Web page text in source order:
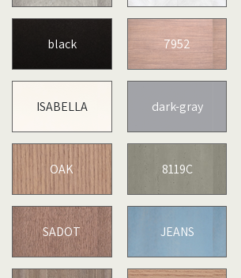
7952
black
dark-gray
ISABELLA
8119C
OAK
JEANS
SADOT